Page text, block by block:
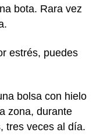
bota. Rara vez
estrés, puedes
bolsa con hielo
zona, durante
tres veces al día.